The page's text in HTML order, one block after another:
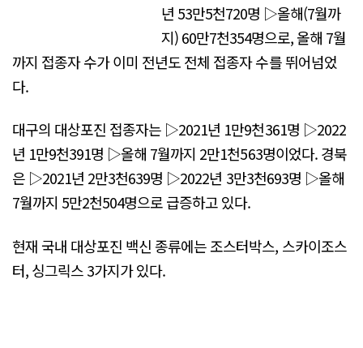
년 53만5천720명 ▷올해(7월까
지) 60만7천354명으로, 올해 7월
까지 접종자 수가 이미 전년도 전체 접종자 수를 뛰어넘었
다.
대구의 대상포진 접종자는 ▷2021년 1만9천361명 ▷2022
년 1만9천391명 ▷올해 7월까지 2만1천563명이었다. 경북
은 ▷2021년 2만3천639명 ▷2022년 3만3천693명 ▷올해
7월까지 5만2천504명으로 급증하고 있다.
현재 국내 대상포진 백신 종류에는 조스터박스, 스카이조스
터, 싱그릭스 3가지가 있다.